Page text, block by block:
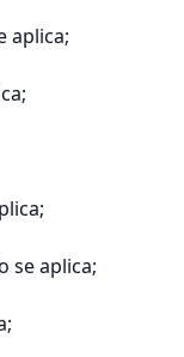
aplica;
se aplica;